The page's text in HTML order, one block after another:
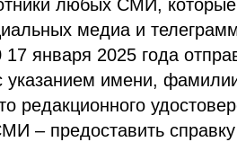
любых СМИ, которые
медиа и
января 2025 года
указанием имени,
редакционного
– предоставить